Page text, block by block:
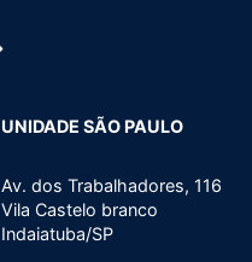
UNIDADE SÃO PAULO
Av. dos Trabalhadores, 116
Vila Castelo branco
Indaiatuba/SP